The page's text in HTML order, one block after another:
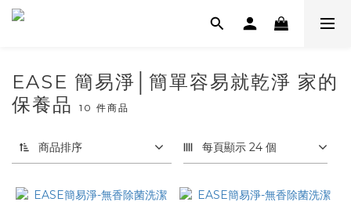
EASE 簡易淨│簡單容易就乾淨 家的
保養品
10 件商品
商品排序 每頁顯示 24 個